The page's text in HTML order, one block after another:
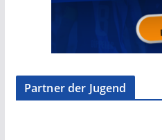
Partner der Jugend